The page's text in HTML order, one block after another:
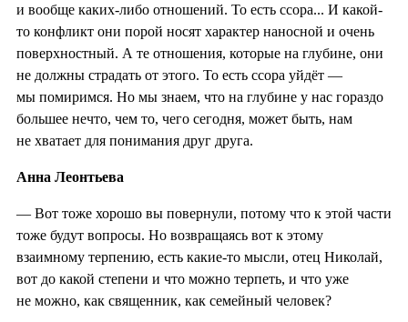
и вообще каких-либо отношений. То есть ссора... И какой-
то конфликт они порой носят характер наносной и очень
поверхностный. А те отношения, которые на глубине, они
не должны страдать от этого. То есть ссора уйдёт —
мы помиримся. Но мы знаем, что на глубине у нас гораздо
большее нечто, чем то, чего сегодня, может быть, нам
не хватает для понимания друг друга.
Анна Леонтьева
— Вот тоже хорошо вы повернули, потому что к этой части
тоже будут вопросы. Но возвращаясь вот к этому
взаимному терпению, есть какие-то мысли, отец Николай,
вот до какой степени и что можно терпеть, и что уже
не можно, как священник, как семейный человек?